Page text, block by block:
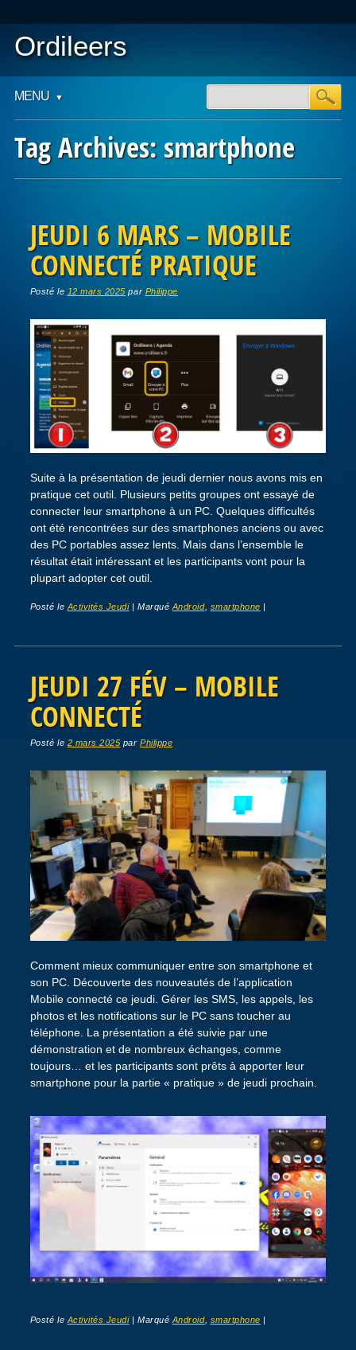
Ordileers
Main menu
content
MENU
Tag Archives:smartphone
JEUDI 6 MARS – MOBILE
CONNECTÉ PRATIQUE
Posté le 12 mars 2025 par Philippe
Suite à la présentation de jeudi dernier nous avons mis en
pratique cet outil. Plusieurs petits groupes ont essayé de
connecter leur smartphone à un PC. Quelques difficultés
ont été rencontrées sur des smartphones anciens ou avec
des PC portables assez lents. Mais dans l’ensemble le
résultat était intéressant et les participants vont pour la
plupart adopter cet outil.
Posté le Activités Jeudi |Marqué Android, smartphone |
JEUDI 27 FÉV – MOBILE
CONNECTÉ
Posté le 2 mars 2025 parPhilippe
Comment mieux communiquer entre son smartphone et
son PC. Découverte des nouveautés de l’application
Mobile connecté ce jeudi. Gérer les SMS, les appels, les
photos et les notifications sur le PC sans toucher au
téléphone. La présentation a été suivie par une
démonstration et de nombreux échanges, comme
toujours… et les participants sont prêts à apporter leur
smartphone pour la partie « pratique » de jeudi prochain.
Posté le Activités Jeudi |Marqué Android, smartphone |